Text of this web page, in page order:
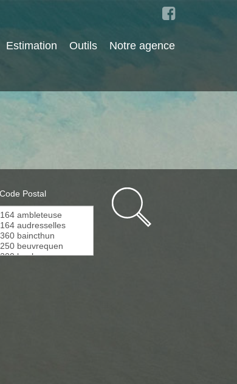
Estimation Outils Notre agence
Postal